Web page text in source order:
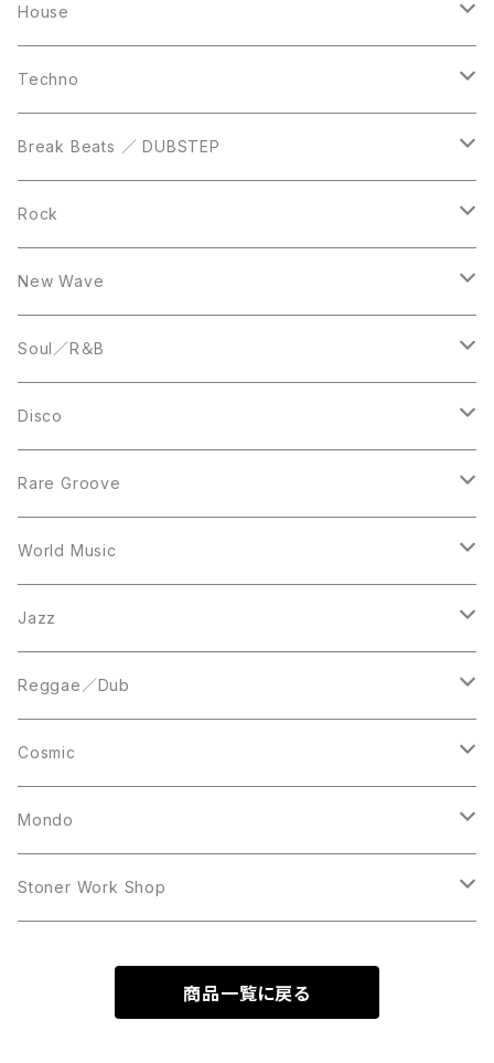
Casette Tape
12inch
DVD
12inch
LP
House
LP
12inch
10inch
Techno
12inch
LP
Break Beats ／ DUBSTEP
12inch
LP
Rock
12inch
LP
New Wave
12inch
LP
Soul／R＆B
LP
12inch
Disco
7inch
12inch
LP
Acetate Press
10inch
Rare Groove
12inch
LP
World Music
12inch
LP
Jazz
LP
12inch
Reggae／Dub
LP
12inch
Cosmic
12inch
LP
Mondo
LP
Stoner Work Shop
商品一覧に戻る